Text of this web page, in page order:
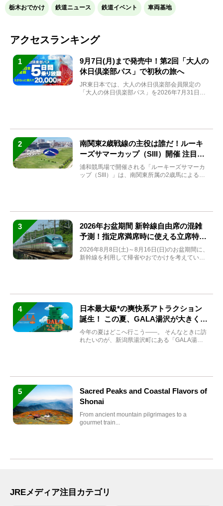
栃木おでかけ 鉄道ニュース 鉄道イベント 車両基地
アクセスランキング
1
9月7日(月)まで発売中！第2回「大人の
休日倶楽部パス」で初秋の旅へ
JR東日本では、大人の休日倶楽部会員限定の
「大人の休日倶楽部パス」を2026年7月31日
2
南関東2歳戦線の主役は誰だ！ルーキ
ーズサマーカップ（SIII）開催 注目馬
と見どころをチェック
浦和競馬場で開催される「ルーキーズサマーカ
ップ（SIII）」は、南関東所属の2歳馬による注
3
2026年お盆期間 新幹線自由席の混雑
予測！指定席満席時に使える立席特急
券も解説
2026年8月8日(土)～8月16日(日)のお盆期間に、
新幹線を利用して帰省やおでかけを考えている
4
日本最大級*の爽快系アトラクション
誕生！ この夏、GALA湯沢が大きく生
まれ変わる
今年の夏はどこへ行こう――。 そんなときに訪
れたいのが、新潟県湯沢町にある「GALA湯
5
Sacred Peaks and Coastal Flavors of
Shonai
From ancient mountain pilgrimages to a
gourmet train...
JREメディア注目カテゴリ